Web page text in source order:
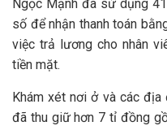
Ngọc Mạnh đã sử dụng
số để nhận thanh toán
việc trả lương cho nhân
tiền mặt.
Khám xét nơi ở và các địa
đã thu giữ hơn 7 tỉ đồng